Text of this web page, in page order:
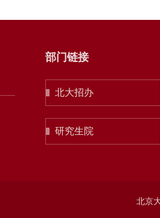
部门链接
北大招办
研究生院
北京